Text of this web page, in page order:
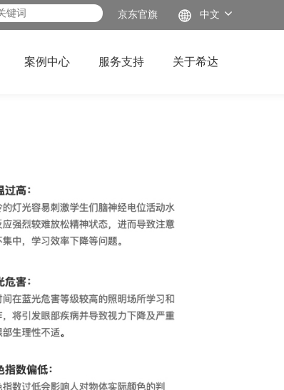
中文
京东官旗
案例中心 服务支持 关于希达